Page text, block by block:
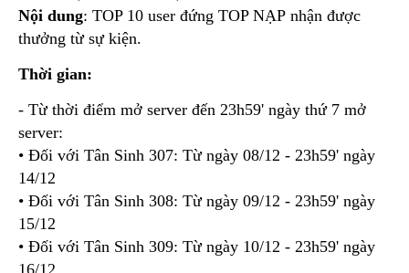
Nội dung: TOP 10 user đứng TOP NẠP nhận được
thưởng từ sự kiện.
Thời gian:
- Từ thời điểm mở server đến 23h59' ngày thứ 7 mở
server:
• Đối với Tân Sinh 307: Từ ngày 08/12 - 23h59' ngày
14/12
• Đối với Tân Sinh 308: Từ ngày 09/12 - 23h59' ngày
15/12
• Đối với Tân Sinh 309: Từ ngày 10/12 - 23h59' ngày
16/12